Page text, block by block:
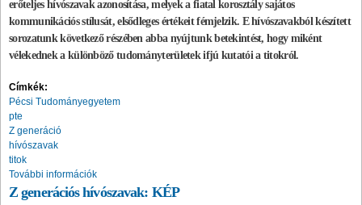
erőteljes hívószavak azonosítása, melyek a fiatal korosztály sajátos
kommunikációs stílusát, elsődleges értékeit fémjelzik. E hívószavakból készített
sorozatunk következő részében abba nyújtunk betekintést, hogy miként
vélekednek a különböző tudományterületek ifjú kutatói a titokról.
Címkék:
Pécsi Tudományegyetem
pte
Z generáció
hívószavak
titok
További információk
Z generációs hívószavak: KÉP